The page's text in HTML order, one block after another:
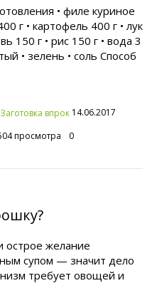
• филе куриное
г • картофель 400 г • лук
150 г • рис 150 г • вода 3
• зелень • соль Способ
Заготовка впрок 14.06.2017
просмотра 0
острое желание
супом — значит дело
требует овощей и